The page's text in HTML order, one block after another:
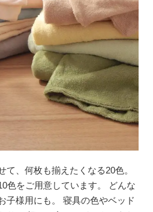
、何枚も揃えたくなる20色。
色をご用意しています。 どんな
子様用にも。 寝具の色やベッド